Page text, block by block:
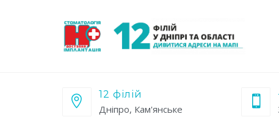
12 філій
Дніпро, Кам'янське